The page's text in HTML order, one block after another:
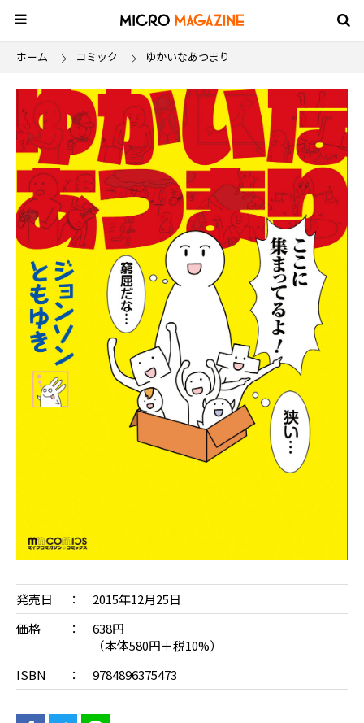
ホーム コミック ゆかいなあつまり
発売日
2015年12月25日
価格
638円
（本体580円＋税10%）
ISBN
9784896375473